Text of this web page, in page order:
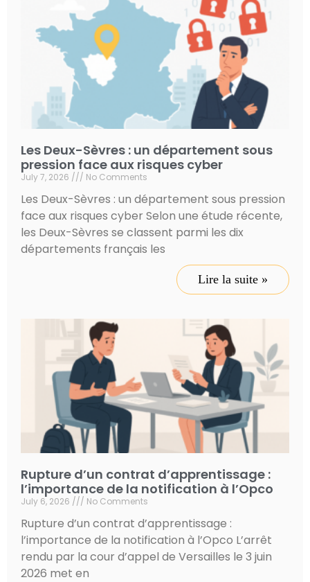
Les Deux-Sèvres : un département sous
pression face aux risques cyber
July 7, 2026 No Comments
Les Deux-Sèvres : un département sous pression
face aux risques cyber Selon une étude récente,
les Deux-Sèvres se classent parmi les dix
départements français les
Lire la suite »
Rupture d’un contrat d’apprentissage :
l’importance de la notification à l’Opco
July 6, 2026 No Comments
Rupture d’un contrat d’apprentissage :
l’importance de la notification à l’Opco L’arrêt
rendu par la cour d’appel de Versailles le 3 juin
2026 met en